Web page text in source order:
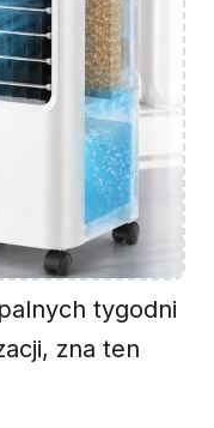
tygodni
zna ten